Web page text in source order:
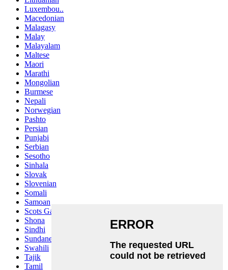
Luxembou..
Macedonian
Malagasy
Malay
Malayalam
Maltese
Maori
Marathi
Mongolian
Burmese
Nepali
Norwegian
Pashto
Persian
Punjabi
Serbian
Sesotho
Sinhala
Slovak
Slovenian
Somali
Samoan
Scots Gaelic
Shona
Sindhi
Sundanese
Swahili
Tajik
Tamil